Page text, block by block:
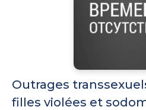
Outrages
filles violées et